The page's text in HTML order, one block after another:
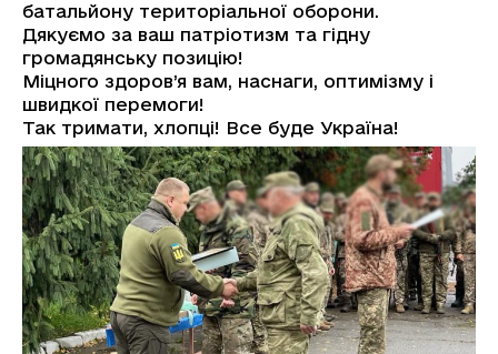
батальйону територіальної оборони.
Дякуємо за ваш патріотизм та гідну
громадянську позицію!
Міцного здоров’я вам, наснаги, оптимізму і
швидкої перемоги!
Так тримати, хлопці! Все буде Україна!